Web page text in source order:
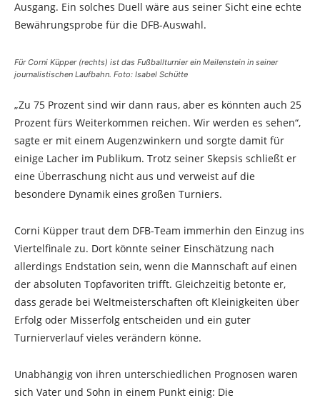
Ausgang. Ein solches Duell wäre aus seiner Sicht eine echte
Bewährungsprobe für die DFB-Auswahl.
Für Corni Küpper (rechts) ist das Fußballturnier ein Meilenstein in seiner
journalistischen Laufbahn. Foto: Isabel Schütte
„Zu 75 Prozent sind wir dann raus, aber es könnten auch 25
Prozent fürs Weiterkommen reichen. Wir werden es sehen“,
sagte er mit einem Augenzwinkern und sorgte damit für
einige Lacher im Publikum. Trotz seiner Skepsis schließt er
eine Überraschung nicht aus und verweist auf die
besondere Dynamik eines großen Turniers.
Corni Küpper traut dem DFB-Team immerhin den Einzug ins
Viertelfinale zu. Dort könnte seiner Einschätzung nach
allerdings Endstation sein, wenn die Mannschaft auf einen
der absoluten Topfavoriten trifft. Gleichzeitig betonte er,
dass gerade bei Weltmeisterschaften oft Kleinigkeiten über
Erfolg oder Misserfolg entscheiden und ein guter
Turnierverlauf vieles verändern könne.
Unabhängig von ihren unterschiedlichen Prognosen waren
sich Vater und Sohn in einem Punkt einig: Die